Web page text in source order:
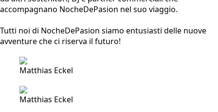
accompagnano NocheDePasion nel suo viaggio.
Tutti noi di NocheDePasion siamo entusiasti delle nuove
avventure che ci riserva il futuro!
Matthias Eckel
Matthias Eckel